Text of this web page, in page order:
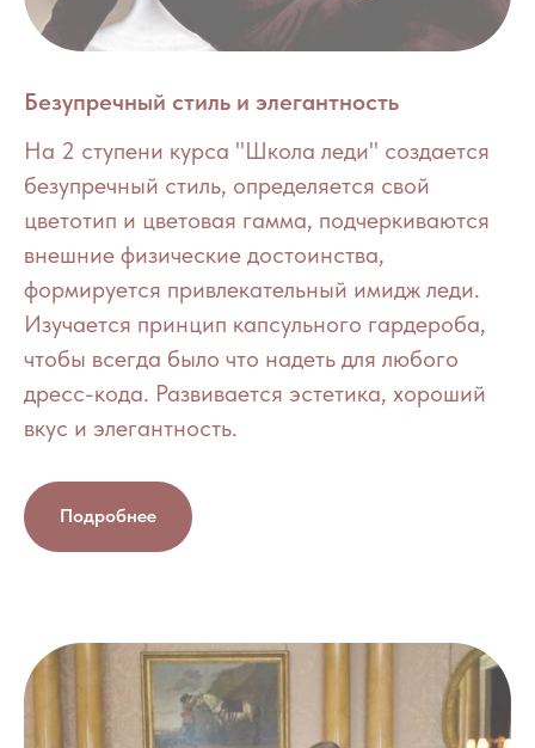
Безупречный стиль и элегантность
На 2 ступени курса "Школа леди" создается
безупречный стиль, определяется свой
цветотип и цветовая гамма, подчеркиваются
внешние физические достоинства,
формируется привлекательный имидж леди.
Изучается принцип капсульного гардероба,
чтобы всегда было что надеть для любого
дресс-кода. Развивается эстетика, хороший
вкус и элегантность.
Подробнее